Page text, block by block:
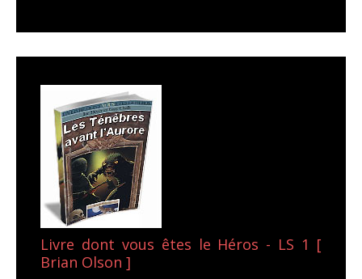
Livre dont vous êtes le Héros - LS 1 [
Brian Olson ]